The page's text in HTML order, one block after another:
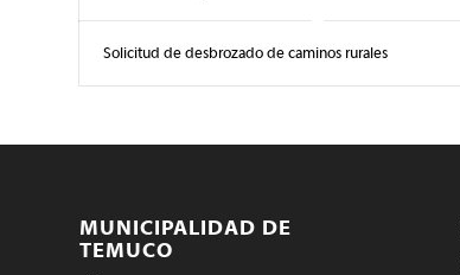
Solicitud de desbrozado de caminos rurales
MUNICIPALIDAD DE
TEMUCO